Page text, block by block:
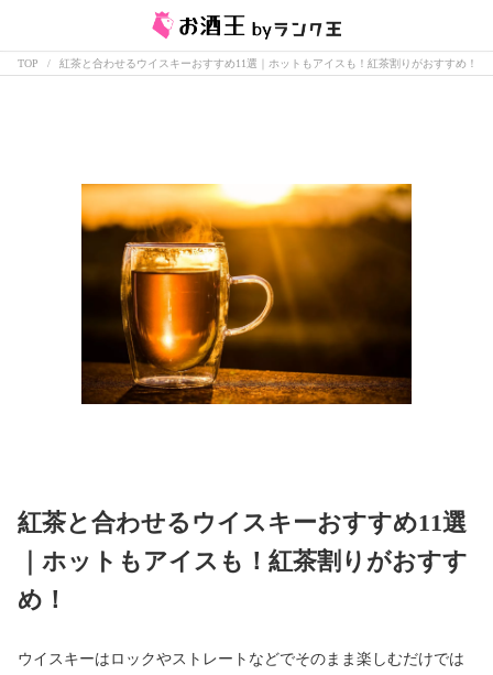
TOP 紅茶と合わせるウイスキーおすすめ11選｜ホットもアイスも！紅茶割りがおすすめ！
紅茶と合わせるウイスキーおすすめ11選
｜ホットもアイスも！紅茶割りがおすす
め！
ウイスキーはロックやストレートなどでそのまま楽しむだけでは